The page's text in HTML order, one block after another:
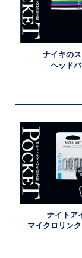
ナイキの
ヘッド
ナイトア
マイクロリンク